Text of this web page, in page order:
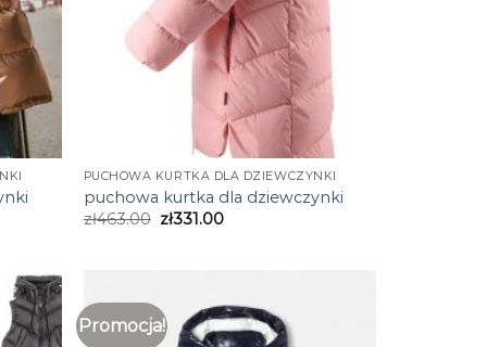
PUCHOWA KURTKA DLA DZIEWCZYNKI
puchowa kurtka dla dziewczynki
zł463.00 zł331.00
Promocja!